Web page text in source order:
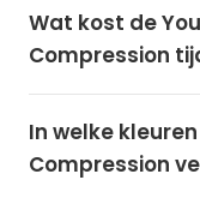
Wat kost de
Compression
In welke
Compression